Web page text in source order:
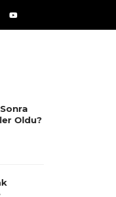
Oldu?